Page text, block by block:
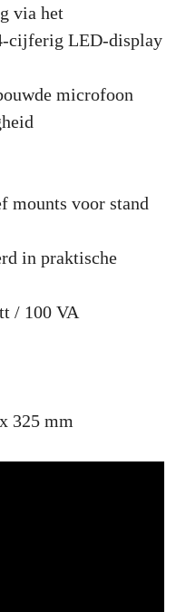
via het
cijferig LED-display
microfoon
mounts voor stand
in praktische
/ 100 VA
325 mm